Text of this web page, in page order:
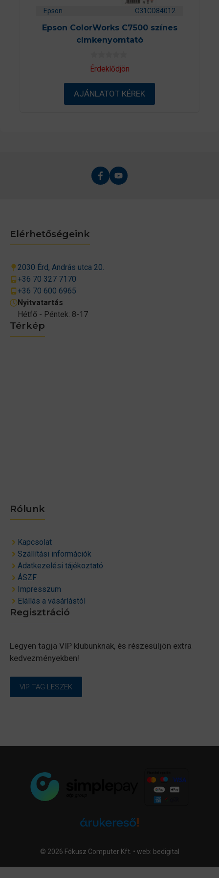
Epson C31CD84012
Epson ColorWorks C7500 színes
címkenyomtató
0
a
-
ő
Érdeklődjön
AJÁNLATOT KÉREK
Térkép
Rólunk
Kapcsolat
Szállítási információk
Adatkezelési tájékoztató
ÁSZF
Impresszum
Elállás a vásárlástól
Elérhetőségeink
2030 Érd, András utca 20.
+36 70 327 7170
+36 70 600 6965
Nyitvatartás
Hétfő - Péntek: 8-17
Regisztráció
Legyen tagja VIP klubunknak, és részesüljön extra
kedvezményekben!
VIP TAG LESZEK
© 2026 Fókusz Computer Kft. • web: bedigital